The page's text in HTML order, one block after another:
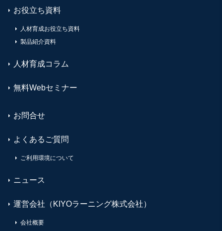
お役立ち資料
人材育成お役立ち資料
製品紹介資料
人材育成コラム
無料Webセミナー
お問合せ
よくあるご質問
ご利用環境について
ニュース
運営会社（KIYOラーニング株式会社）
会社概要